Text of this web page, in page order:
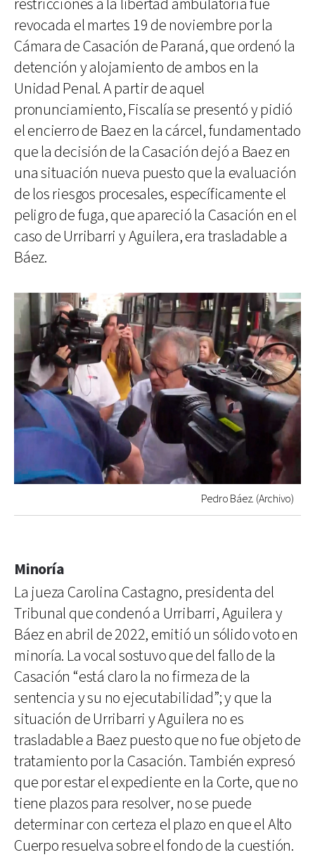
restricciones a la libertad ambulatoria fue
revocada el martes 19 de noviembre por la
Cámara de Casación de Paraná, que ordenó la
detención y alojamiento de ambos en la
Unidad Penal. A partir de aquel
pronunciamiento, Fiscalía se presentó y pidió
el encierro de Baez en la cárcel, fundamentado
que la decisión de la Casación dejó a Baez en
una situación nueva puesto que la evaluación
de los riesgos procesales, específicamente el
peligro de fuga, que apareció la Casación en el
caso de Urribarri y Aguilera, era trasladable a
Báez.
Pedro Báez. (Archivo)
Minoría
La jueza Carolina Castagno, presidenta del
Tribunal que condenó a Urribarri, Aguilera y
Báez en abril de 2022, emitió un sólido voto en
minoría. La vocal sostuvo que del fallo de la
Casación “está claro la no firmeza de la
sentencia y su no ejecutabilidad”; y que la
situación de Urribarri y Aguilera no es
trasladable a Baez puesto que no fue objeto de
tratamiento por la Casación. También expresó
que por estar el expediente en la Corte, que no
tiene plazos para resolver, no se puede
determinar con certeza el plazo en que el Alto
Cuerpo resuelva sobre el fondo de la cuestión.